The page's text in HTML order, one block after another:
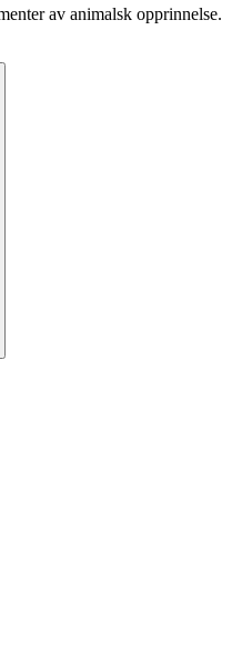
av animalsk opprinnelse.